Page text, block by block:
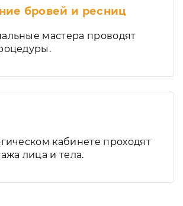
бровей и ресниц
мастера проводят
кабинете проходят
лица и тела.